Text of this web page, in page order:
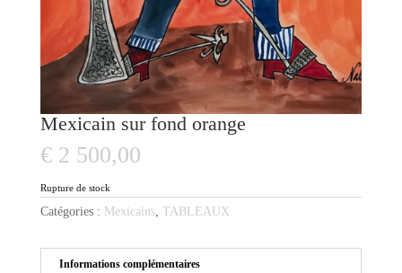
Mexicain sur fond orange
€2 500,00
Rupture de stock
Catégories : Mexicains, TABLEAUX
Informations complémentaires